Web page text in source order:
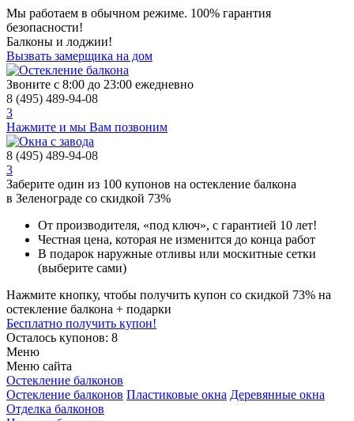
Мы работаем в обычном режиме. 100% гарантия
безопасности!
Балконы и лоджии!
Вызвать замерщика на дом
Звоните с 8:00 до 23:00 ежедневно
8 (495) 489-94-08
3
Нажмите и мы Вам позвоним
8 (495) 489-94-08
3
Заберите один из 100 купонов на остекление балкона
в Зеленограде со скидкой 73%
От производителя, «под ключ», с гарантией 10 лет!
Честная цена, которая не изменится до конца работ
В подарок наружные отливы или москитные сетки
(выберите сами)
Нажмите кнопку, чтобы получить купон со скидкой 73% на
остекление балкона + подарки
Бесплатно получить купон!
Осталось купонов: 8
Меню
Меню сайта
Остекление балконов
Остекление балконов Пластиковые окна Деревянные окна
Отделка балконов
Гоголя
Алексеева
Сосновая аллея
Филаретовская
Центральный проспект